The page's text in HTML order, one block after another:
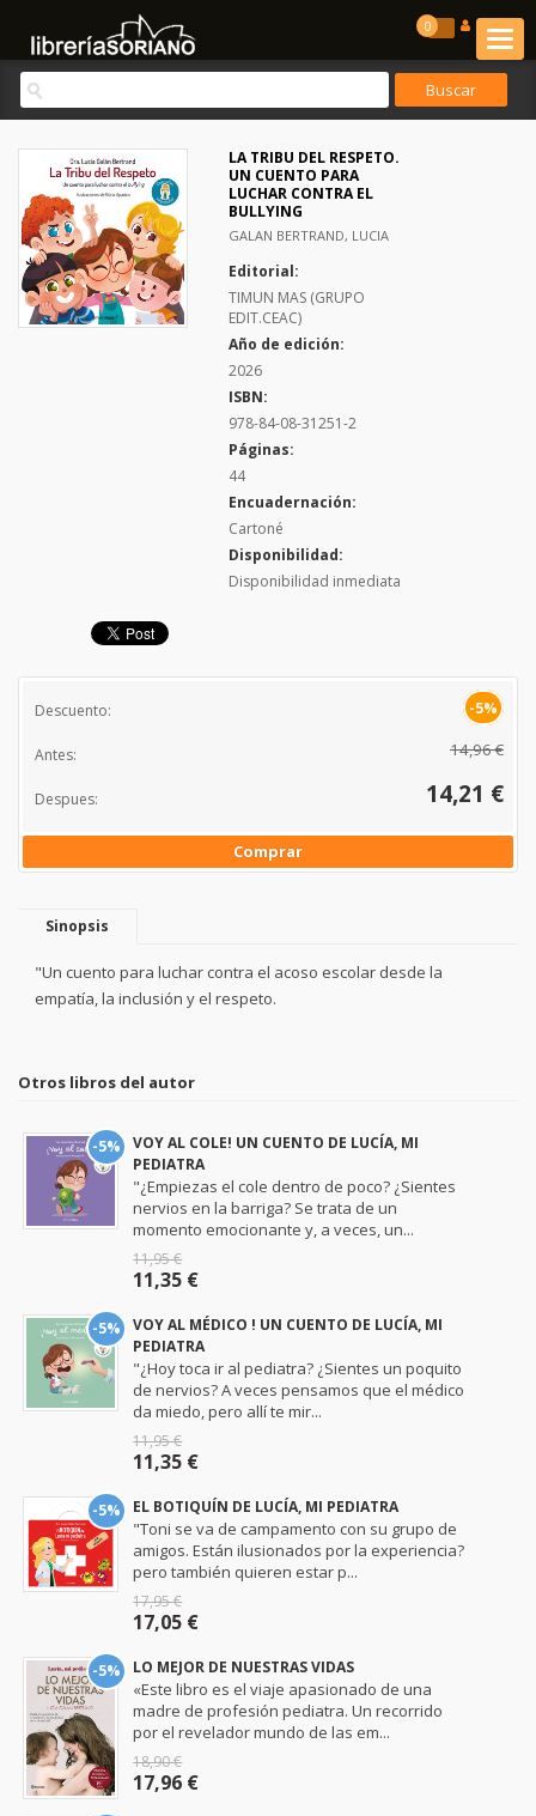
0
LA TRIBU DEL RESPETO.
UN CUENTO PARA
LUCHAR CONTRA EL
BULLYING
GALAN BERTRAND, LUCIA
Editorial:
TIMUN MAS (GRUPO
EDIT.CEAC)
Año de edición:
2026
ISBN:
978-84-08-31251-2
Páginas:
44
Encuadernación:
Cartoné
Disponibilidad:
Disponibilidad inmediata
Descuento: -5%
Antes: 14,96 €
Despues: 14,21 €
Comprar
Sinopsis
"Un cuento para luchar contra el acoso escolar desde la
empatía, la inclusión y el respeto.
Otros libros del autor
-5%
VOY AL COLE! UN CUENTO DE LUCÍA, MI
PEDIATRA
"¿Empiezas el cole dentro de poco? ¿Sientes
nervios en la barriga? Se trata de un
momento emocionante y, a veces, un...
11,95 €
11,35 €
-5%
VOY AL MÉDICO ! UN CUENTO DE LUCÍA, MI
PEDIATRA
"¿Hoy toca ir al pediatra? ¿Sientes un poquito
de nervios? A veces pensamos que el médico
da miedo, pero allí te mir...
11,95 €
11,35 €
-5% EL BOTIQUÍN DE LUCÍA, MI PEDIATRA
"Toni se va de campamento con su grupo de
amigos. Están ilusionados por la experiencia?
pero también quieren estar p...
17,95 €
17,05 €
-5% LO MEJOR DE NUESTRAS VIDAS
«Este libro es el viaje apasionado de una
madre de profesión pediatra. Un recorrido
por el revelador mundo de las em...
18,90 €
17,96 €